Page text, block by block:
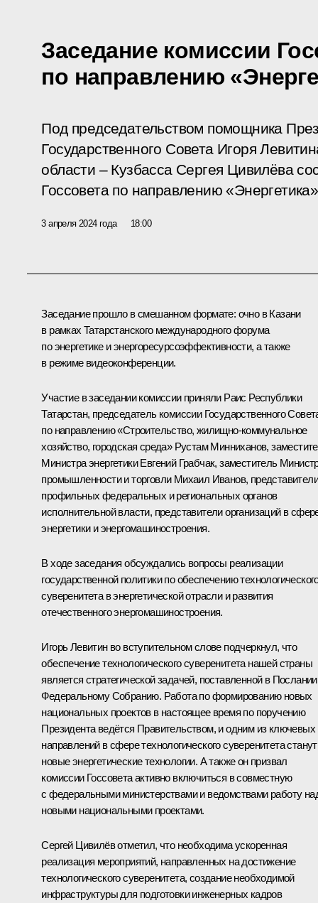
Заседание комиссии
по направлению
Под председательством помощника
Государственного Совета Игоря
области – Кузбасса Сергея Цивилёва
Госсовета по направлению
3 апреля 2024 года 18:00
Заседание прошло в смешанном формате: очно в Казани
в рамках Татарстанского международного форума
по энергетике и энергоресурсоэффективности, а также
в режиме видеоконференции.
Участие в заседании комиссии приняли Раис Республики
Татарстан, председатель комиссии Государственного
по направлению «Строительство, жилищно-коммунальное
хозяйство, городская среда» Рустам Минниханов,
Министра энергетики Евгений Грабчак, заместитель
промышленности и торговли Михаил Иванов, представители
профильных федеральных и региональных органов
исполнительной власти, представители организаций в
энергетики и энергомашиностроения.
В ходе заседания обсуждались вопросы реализации
государственной политики по обеспечению
суверенитета в энергетической отрасли и развития
отечественного энергомашиностроения.
Игорь Левитинво вступительном слове подчеркнул, что
обеспечение технологического суверенитета нашей страны
является стратегической задачей, поставленной в Послании
Федеральному Собранию. Работа по формированию новых
национальных проектов в настоящее время по поручению
Президента ведётся Правительством, и одним из ключевых
направлений в сфере технологического суверенитета станут
новые энергетические технологии. А также он призвал
комиссии Госсовета активно включиться в совместную
с федеральными министерствами и ведомствами работу
новыми национальными проектами.
Сергей Цивилёвотметил, что необходима ускоренная
реализация мероприятий, направленных на достижение
технологического суверенитета, создание необходимой
инфраструктуры для подготовки инженерных кадров